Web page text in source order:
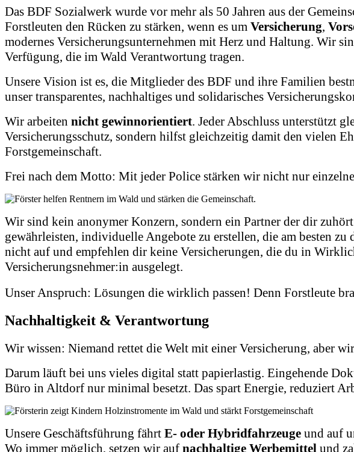
Das BDF Sozialwerk wurde vor mehr als 50 Jahren aus der
Forstleuten den Rücken zu stärken, wenn es um Versicherung,
modernes Versicherungsunternehmen mit Herz und Haltung. Wir
Verfügung, die im Wald Verantwortung tragen.
Unsere Vision ist es, die Mitglieder des BDF und ihre Familien
unser transparentes, nachhaltiges und solidarisches
Wir arbeiten nicht gewinnorientiert. Jeder Abschluss unterstützt
Versicherungsschutz, sondern hilfst gleichzeitig damit den vielen
Forstgemeinschaft.
Frei nach dem Motto: Mit jeder Police stärken wir nicht nur
Wir sind kein anonymer Konzern, sondern ein Partner der dir
gewährleisten, individuelle Angebote zu erstellen, die am besten zu
nicht auf und empfehlen dir keine Versicherungen, die du in
Versicherungsnehmer:in ausgelegt.
Unser Anspruch: Lösungen die wirklich passen! Denn Forstleute
Nachhaltigkeit & Verantwortung
Wir wissen: Niemand rettet die Welt mit einer Versicherung, aber
Darum läuft bei uns vieles digital statt papierlastig. Eingehende
Büro in Altdorf nur minimal besetzt. Das spart Energie, reduziert
Unsere Geschäftsführung fährt E- oder Hybridfahrzeuge und auf
Wo immer möglich, setzen wir auf nachhaltige Werbemittel und